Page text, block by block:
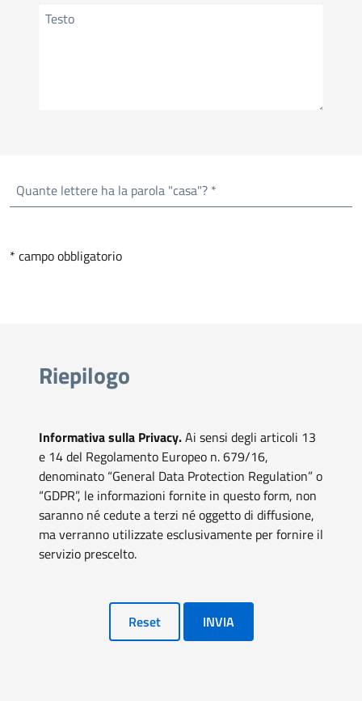
Testo
Quante lettere ha la parola "casa"? *
* campo obbligatorio
Riepilogo
Informativa sulla Privacy.Ai sensi degli articoli 13
e 14 del Regolamento Europeo n. 679/16,
denominato “General Data Protection Regulation” o
“GDPR”, le informazioni fornite in questo form, non
saranno né cedute a terzi né oggetto di diffusione,
ma verranno utilizzate esclusivamente per fornire il
servizio prescelto.
Reset INVIA